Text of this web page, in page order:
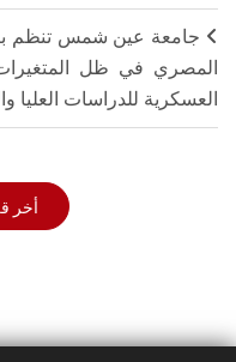
جامعة عين شمس تنظم
المصري في ظل المتغيرات
العسكرية للدراسات العليا
أخر